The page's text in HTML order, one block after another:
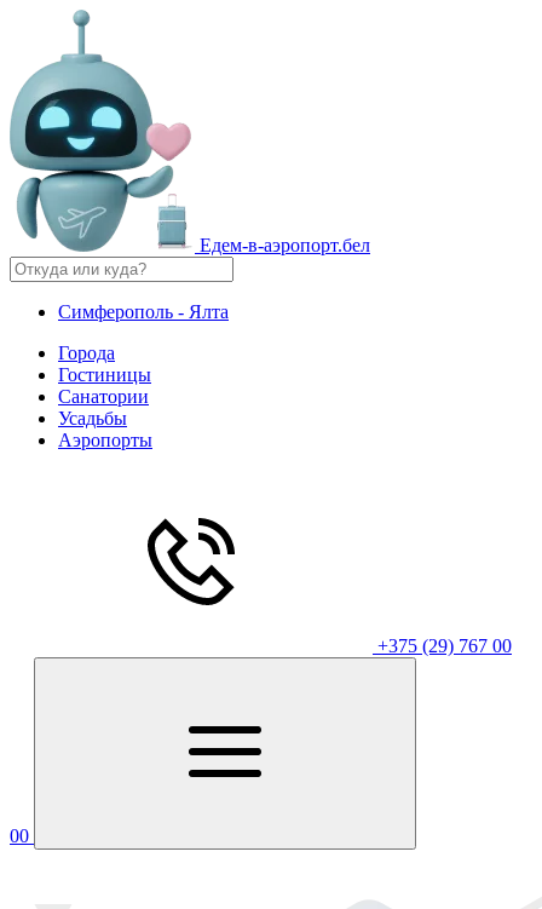
Едем-в-аэропорт.бел
Симферополь - Ялта
Города
Гостиницы
Санатории
Усадьбы
Аэропорты
+375 (29) 767 00
00